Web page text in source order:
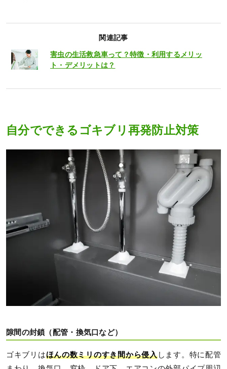
関連記事
害虫の生活救急車って？特徴・利用するメリッ
ト・デメリットは？
自分でできるゴキブリ再発防止対策
隙間の封鎖（配管・換気口など）
ゴキブリはほんの数ミリのすき間から侵入します。特に配管